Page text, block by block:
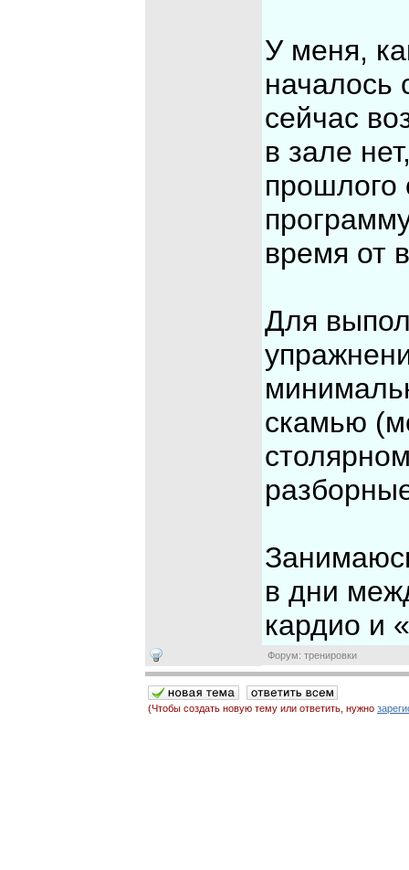
У меня,
началось
сейчас
в зале
прошлого
время от
Для
скамью
в дни
кардио и
Форум: тренировки
(Чтобы создать новую тему или ответить, нужно